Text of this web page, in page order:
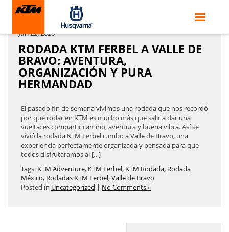
ARCHIVES BY TAG ' RODADA MÉXICO '
Jan 22, 2026
RODADA KTM FERBEL A VALLE DE
BRAVO: AVENTURA,
ORGANIZACIÓN Y PURA
HERMANDAD
El pasado fin de semana vivimos una rodada que nos recordó
por qué rodar en KTM es mucho más que salir a dar una
vuelta: es compartir camino, aventura y buena vibra. Así se
vivió la rodada KTM Ferbel rumbo a Valle de Bravo, una
experiencia perfectamente organizada y pensada para que
todos disfrutáramos al […]
Tags: KTM Adventure, KTM Ferbel, KTM Rodada, Rodada
México, Rodadas KTM Ferbel,Valle de Bravo
Posted in Uncategorized | No Comments »